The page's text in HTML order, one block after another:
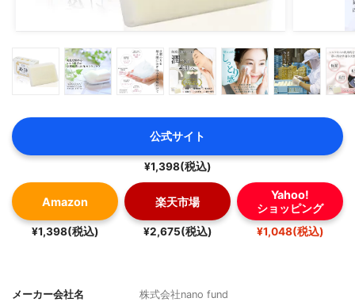
公式サイト
¥1,398(税込)
Amazon
¥1,398(税込)
楽天市場
¥2,675(税込)
Yahoo!
ショッピング
¥1,048(税込)
メーカー会社名
株式会社nano fund